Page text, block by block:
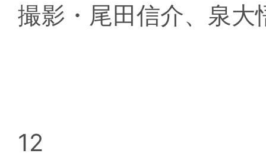
撮影・尾田信介、泉大
12